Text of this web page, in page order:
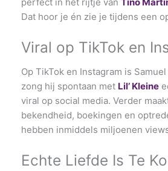
Dat hoor je én zie je tijdens een
Viral op TikTok en
Op TikTok en Instagram is
zong hij spontaan met Lil’ Kleine
viral op social media. Verder
bekendheid, boekingen en
hebben inmiddels miljoenen
Echte Liefde Is Te